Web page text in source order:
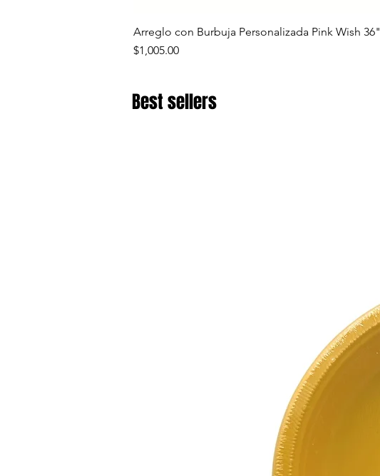
Arreglo con Burbuja Personalizada Pink Wish 36"
Precio
$1,005.00
Best sellers